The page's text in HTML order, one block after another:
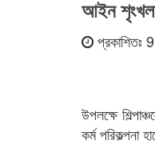
আইন শৃংখলা
উপলক্ষে
কর্ম পরিকল্পনা